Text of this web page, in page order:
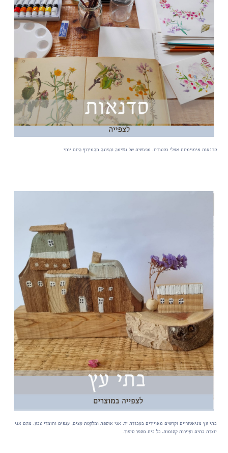
סדנאות אינטימיות אצלי בסטודיו. מפגשים של נשימה והפוגה מהמירוץ היום יומי
בתי עץ מניאטוריים וקרשים מאויירים בעבודת יד. אני אוספת ומלקטת עצים, ענפים וחומרי טבע. מהם אני
יוצרת בתים ועיירות קסומות. כל בית מספר סיפור.